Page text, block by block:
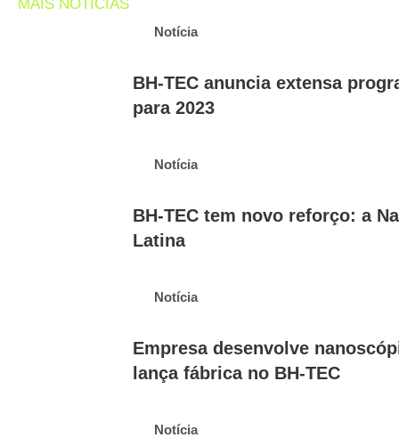
MAIS NOTÍCIAS
Notícia
BH-TEC anuncia extensa
para 2023
Notícia
BH-TEC tem novo reforço: a
Latina
Notícia
Empresa desenvolve
lança fábrica no BH-TEC
Notícia